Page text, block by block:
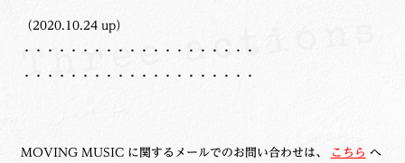
（2020.10.24 up）
・・・・・・・・・・・・・・・・・・・・
・・・・・・・・・・・・・・・・・・・・
MOVING MUSIC に関するメールでのお問い合わせは、 こちら へ